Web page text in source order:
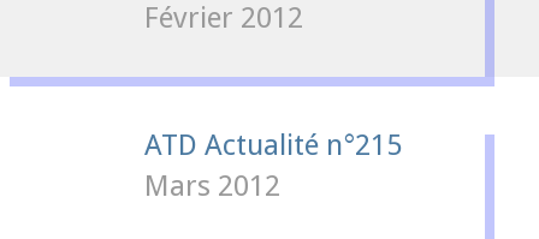
Février 2012
ATD Actualité n°215
Mars 2012